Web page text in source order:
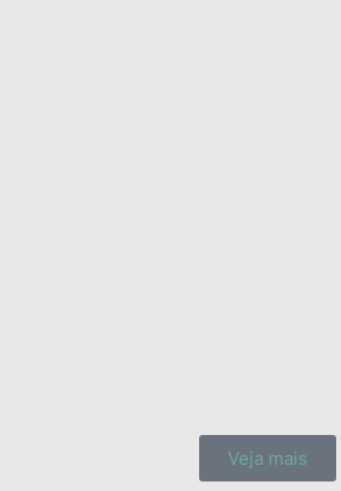
Veja mais